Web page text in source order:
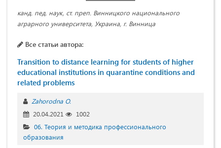
канд. пед. наук, ст. преп. Винницкого национального
аграрного университета, Украина, г. Винница
Все статьи автора:
Transition to distance learning for students of higher
educational institutions in quarantine conditions and
related problems
Zahorodna O.
20.04.2021
1002
06. Теория и методика профессионального
образования